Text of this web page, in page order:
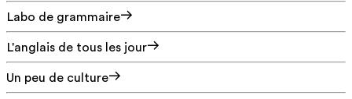
Labo de grammaire
L'anglais de tous les jour
Un peu de culture